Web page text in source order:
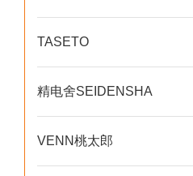
TASETO
精电舍SEIDENSHA
VENN桃太郎